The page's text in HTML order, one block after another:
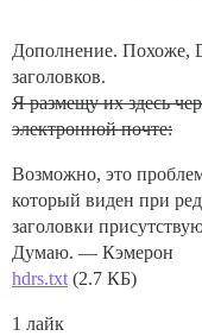
Дополнение. Похоже,
заголовков.
Я размещу их здесь
электронной почте:
Возможно, это
который виден при
заголовки
Думаю. — Кэмерон
hdrs.txt (2.7 КБ)
1 лайк